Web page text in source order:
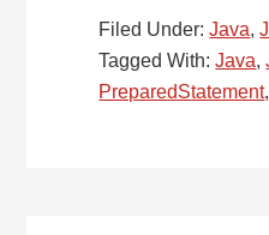
–
Filed Under:Java,
Tagged With:Java,
PreparedStatement,